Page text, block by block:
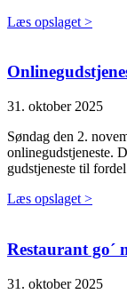
Læs opslaget >
31. oktober 2025
Søndag den 2.
onlinegudstjeneste.
gudstjeneste til fordel
Læs opslaget >
Restaurant go´
31. oktober 2025